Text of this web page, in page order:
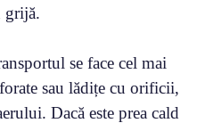
grijă.
se face cel mai
sau lădițe cu orificii,
Dacă este prea cald